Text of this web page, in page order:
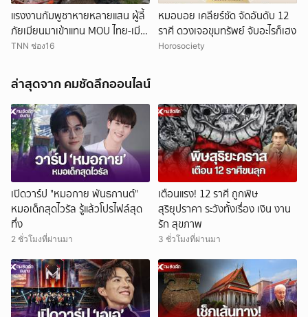
แรงงานกัมพูชาหายหลายแสน ผู้ลี้
ภัยเมียนมาเข้าแทน MOU ไทย-เมีย
นมาจะเปิดทางแค่ไหน
TNN ช่อง16
หมอบอย เคลียร์ชัด จัดอันดับ 12
ราศี ดวงเจอขุมทรัพย์ จับอะไรก็เฮง
Horosociety
ล่าสุดจาก คมชัดลึกออนไลน์
เปิดวาร์ป "หมอกาย พันธกานต์"
หมอเด็กสุดไวรัล รู้แล้วโปรไฟล์สุด
ทึ่ง
2 ชั่วโมงที่ผ่านมา
เตือนแรง! 12 ราศี ถูกพิษ
สุริยุปราคา ระวังทั้งเรื่อง เงิน งาน
รัก สุขภาพ
3 ชั่วโมงที่ผ่านมา